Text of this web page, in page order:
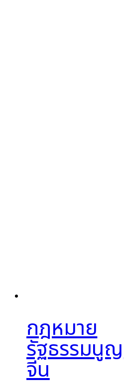
กฎหมาย
รัฐธรรมนูญ
จีน